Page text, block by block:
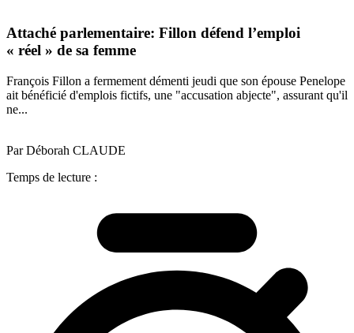
Attaché parlementaire: Fillon défend l’emploi
« réel » de sa femme
François Fillon a fermement démenti jeudi que son épouse Penelope
ait bénéficié d'emplois fictifs, une "accusation abjecte", assurant qu'il
ne...
Par Déborah CLAUDE
Temps de lecture :